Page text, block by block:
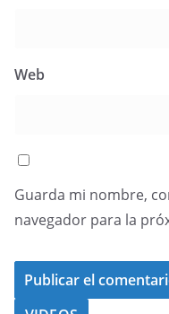
Web
Guarda mi nombre,
navegador para la